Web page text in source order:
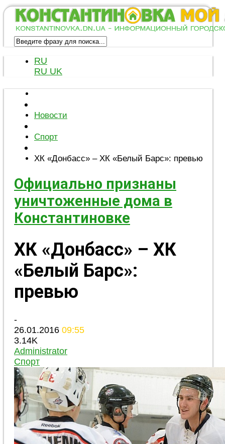
RU
RU UK
Новости
Спорт
ХК «Донбасс» – ХК «Белый Барс»: превью
Официально признаны
уничтоженные дома в
Константиновке
ХК «Донбасс» – ХК
«Белый Барс»:
превью
-
26.01.2016 09:55
3.14K
Administrator
Спорт